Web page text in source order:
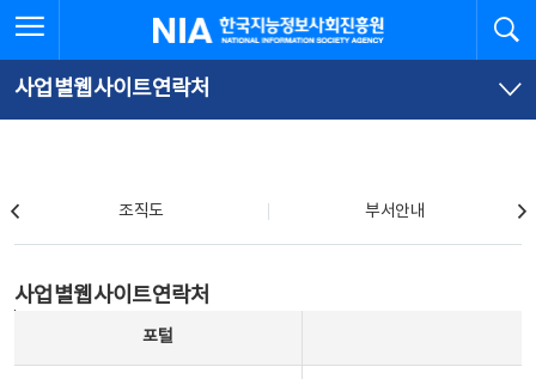
문
로
가
체
뉴
바
가
한국지능정보사회진흥원
사업별웹사이트연락처
조직도 부서안내
사업별웹사이트연락처
포털